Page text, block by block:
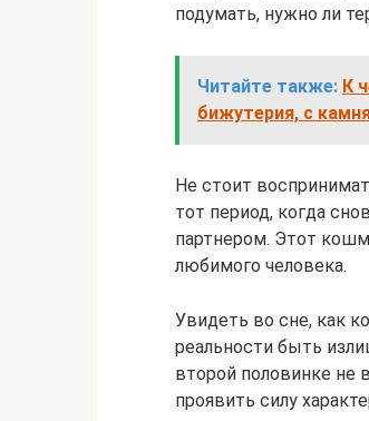
подумать, нужно ли
Читайте также: К
бижутерия, с
Не стоит
тот период, когда
партнером. Этот
любимого человека.
Увидеть во сне, как
реальности быть
второй половинке не
проявить силу